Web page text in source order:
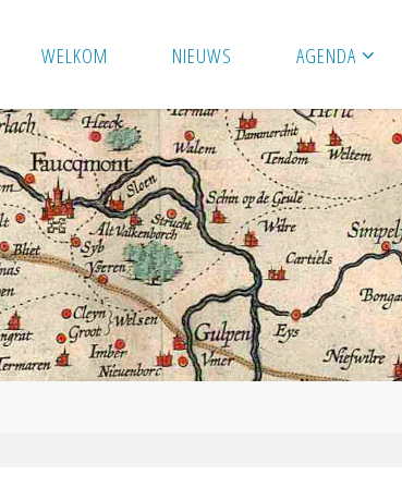
WELKOM NIEUWS AGENDA